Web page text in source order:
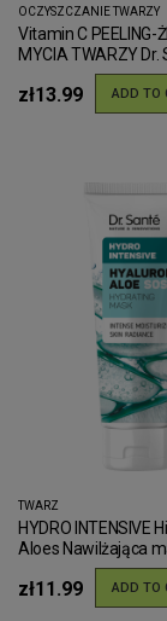
OCZYSZCZANIE TWARZY
Vitamin C PEELING-
MYCIA TWARZY Dr.
zł13.99 ADD TO
TWARZ
HYDRO INTENSIVE
Aloes Nawilżająca
Dr.Sante 75ml
zł11.99 ADD TO